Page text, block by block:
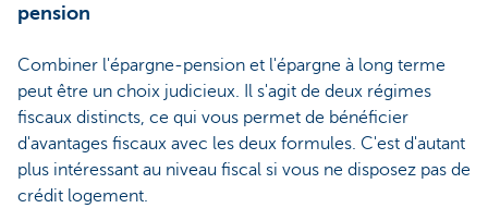
pension
Combiner l'épargne-pension et l'épargne à long terme
peut être un choix judicieux. Il s'agit de deux régimes
fiscaux distincts, ce qui vous permet de bénéficier
d'avantages fiscaux avec les deux formules. C'est d'autant
plus intéressant au niveau fiscal si vous ne disposez pas de
crédit logement.